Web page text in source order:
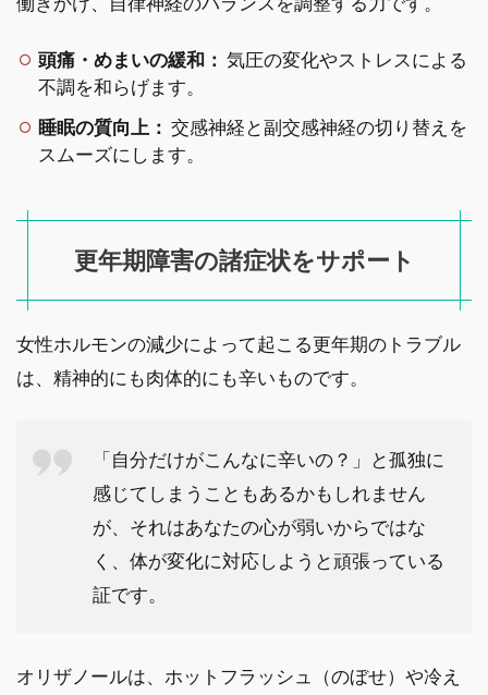
頭痛・めまいの緩和： 気圧の変化やストレスによる
不調を和らげます。
睡眠の質向上： 交感神経と副交感神経の切り替えを
スムーズにします。
更年期障害の諸症状をサポート
女性ホルモンの減少によって起こる更年期のトラブル
は、精神的にも肉体的にも辛いものです。
「自分だけがこんなに辛いの？」と孤独に
感じてしまうこともあるかもしれません
が、それはあなたの心が弱いからではな
く、体が変化に対応しようと頑張っている
証です。
オリザノールは、ホットフラッシュ（のぼせ）や冷え